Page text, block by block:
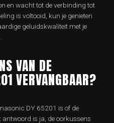
en wacht tot de verbinding tot
is voltooid, kun je genieten
geluidskwaliteit met je
VAN DE
VERVANGBAAR?
DY 65201 is of de
is ja, de oorkussens